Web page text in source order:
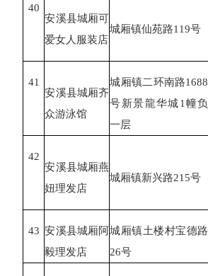
40
安溪县城厢可
爱女人服装店
城厢镇仙苑路119号
41
安溪县城厢齐
众游泳馆
城厢镇二环南路1688
号新景龍华城1幢负
一层
42
安溪县城厢燕
妞理发店
城厢镇新兴路215号
43 安溪县城厢阿
毅理发店
城厢镇土楼村宝德路
26号